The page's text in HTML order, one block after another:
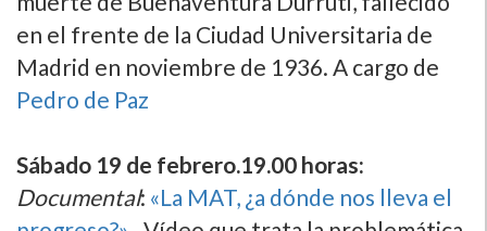
en el frente de la Ciudad Universitaria de
Madrid en noviembre de 1936. A cargo de
Pedro de Paz
Sábado 19 de febrero.19.00 horas:
Documental: «La MAT, ¿a dónde nos lleva el